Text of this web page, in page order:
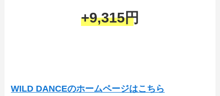
+9,315円
WILD DANCEのホームページはこちら